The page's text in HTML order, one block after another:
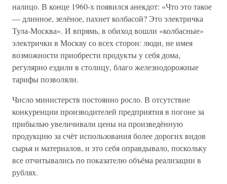
налицо. В конце 1960-х появился анекдот: «Что это такое
— длинное, зелёное, пахнет колбасой? Это электричка
Тула-Москва». И впрямь, в обиход вошли «колбасные»
электрички в Москву со всех сторон: люди, не имея
возможности приобрести продукты у себя дома,
регулярно ездили в столицу, благо железнодорожные
тарифы позволяли.
Число министерств постоянно росло. В отсутствие
конкуренции производителей предприятия в погоне за
прибылью увеличивали цены на произведённую
продукцию за счёт использования более дорогих видов
сырья и материалов, и это себя оправдывало, поскольку
все отчитывались по показателю объёма реализации в
рублях.